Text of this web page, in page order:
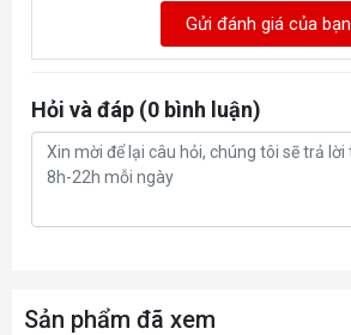
Gửi đánh giá của bạn
Hỏi và đáp (0 bình luận)
Sản phẩm đã xem